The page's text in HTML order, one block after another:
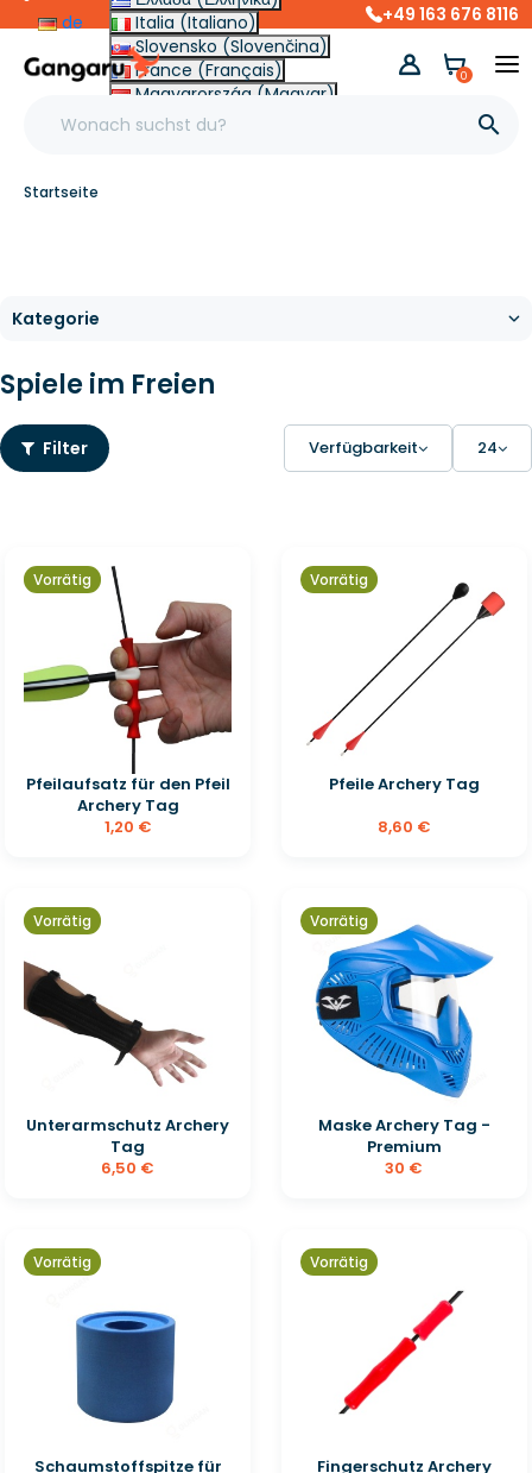
de
Italia (Italiano)
Slovensko (Slovenčina)
France (Français)
Magyarország (Magyar)
Other (English €)
+49 163 676 8116

0
Startseite
Spiele im Freien
Filter Verfügbarkeit 24
Vorrätig
Pfeilaufsatz für den Pfeil
Archery Tag
1,20 €
Vorrätig
Pfeile Archery Tag
8,60 €
Vorrätig
Unterarmschutz Archery
Tag
6,50 €
Vorrätig
Maske Archery Tag -
Premium
30 €
Vorrätig
Schaumstoffspitze für
Vorrätig
Fingerschutz Archery